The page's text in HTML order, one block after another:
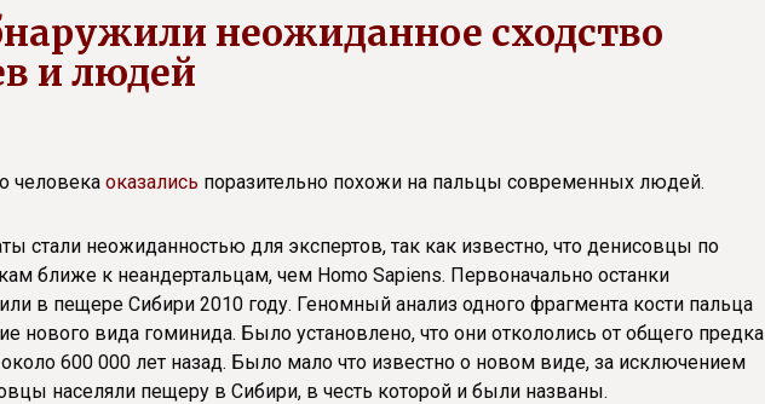
неожиданное сходство
и людей
человека оказались поразительно похожи на пальцы современных людей.
стали неожиданностью для экспертов, так как известно, что денисовцы по
ближе к неандертальцам, чем Homo Sapiens. Первоначально останки
в пещере Сибири 2010 году. Геномный анализ одного фрагмента кости пальца
нового вида гоминида. Было установлено, что они откололись от общего предка
600 000 лет назад. Было мало что известно о новом виде, за исключением
населяли пещеру в Сибири, в честь которой и были названы.